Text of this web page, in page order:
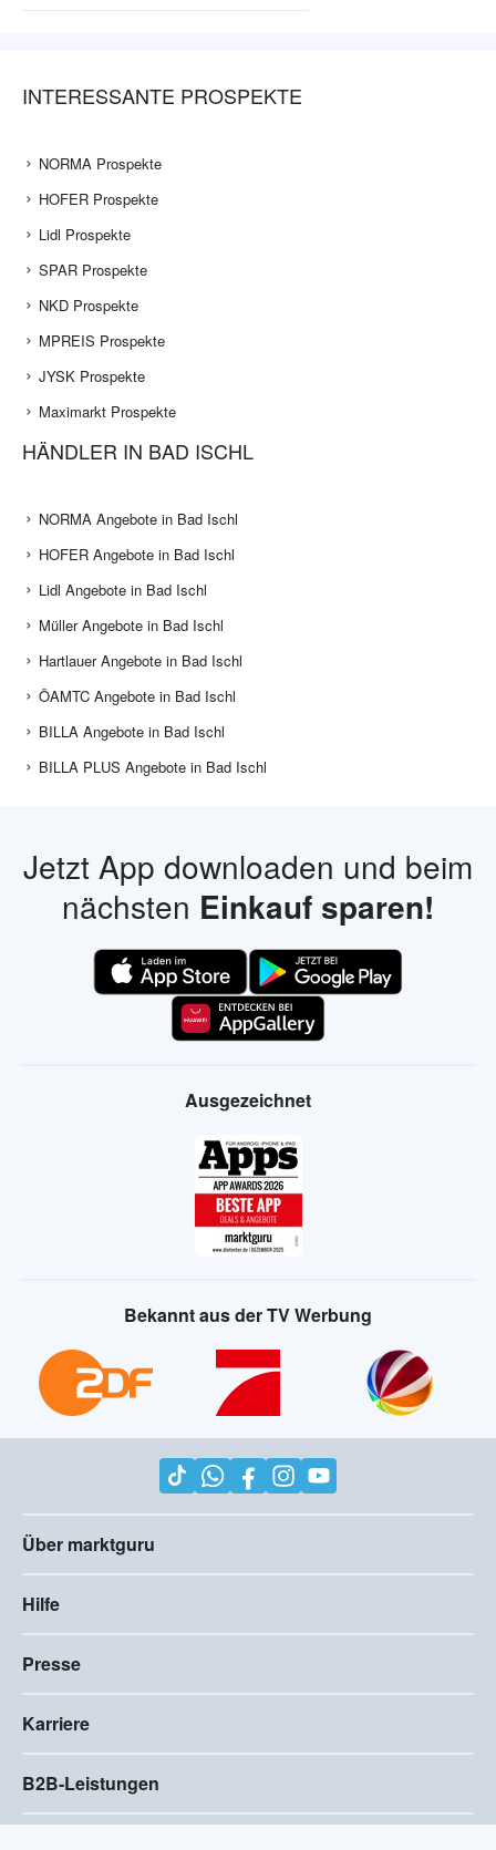
INTERESSANTE PROSPEKTE
NORMA Prospekte
HOFER Prospekte
Lidl Prospekte
SPAR Prospekte
NKD Prospekte
MPREIS Prospekte
JYSK Prospekte
Maximarkt Prospekte
HÄNDLER IN BAD ISCHL
NORMA Angebote in Bad Ischl
HOFER Angebote in Bad Ischl
Lidl Angebote in Bad Ischl
Müller Angebote in Bad Ischl
Hartlauer Angebote in Bad Ischl
ÖAMTC Angebote in Bad Ischl
BILLA Angebote in Bad Ischl
BILLA PLUS Angebote in Bad Ischl
Jetzt App downloaden und beim
nächsten Einkauf sparen!
Ausgezeichnet
Bekannt aus der TV Werbung
Über marktguru
Hilfe
Presse
Karriere
B2B-Leistungen